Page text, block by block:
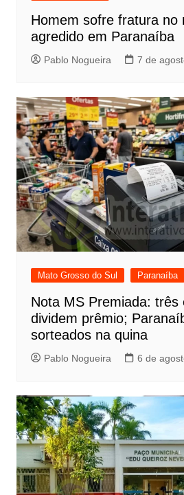
Homem sofre fratura no
agredido em Paranaíba
Pablo Nogueira 7 de
Mato Grosso do Sul Paranaíba
Nota MS Premiada: três
dividem prêmio;
sorteados na quina
Pablo Nogueira 6 de